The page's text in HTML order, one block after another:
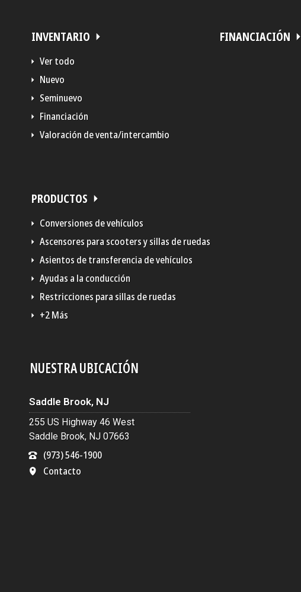
INVENTARIO
Ver todo
Nuevo
Seminuevo
Financiación
Valoración de venta/intercambio
FINANCIACIÓN
PRODUCTOS
Conversiones de vehículos
Ascensores para scooters y sillas de ruedas
Asientos de transferencia de vehículos
Ayudas a la conducción
Restricciones para sillas de ruedas
+2 Más
NUESTRA UBICACIÓN
Saddle Brook, NJ
255 US Highway 46 West
Saddle Brook, NJ 07663
(973) 546-1900
Contacto